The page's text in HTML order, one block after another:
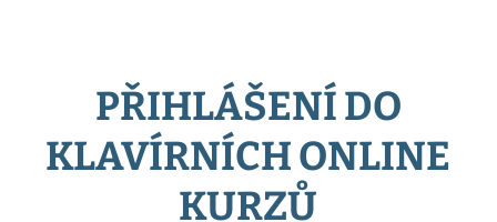
PŘIHLÁŠENÍ DO
KLAVÍRNÍCH ONLINE
KURZŮ